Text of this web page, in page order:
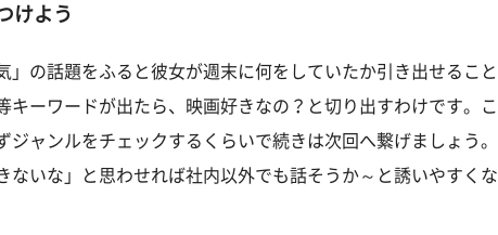
けよう
」の話題をふると彼女が週末に何をしていたか引き出せること
キーワードが出たら、映画好きなの？と切り出すわけです。こ
ジャンルをチェックするくらいで続きは次回へ繋げましょう。
ないな」と思わせれば社内以外でも話そうか～と誘いやすくな